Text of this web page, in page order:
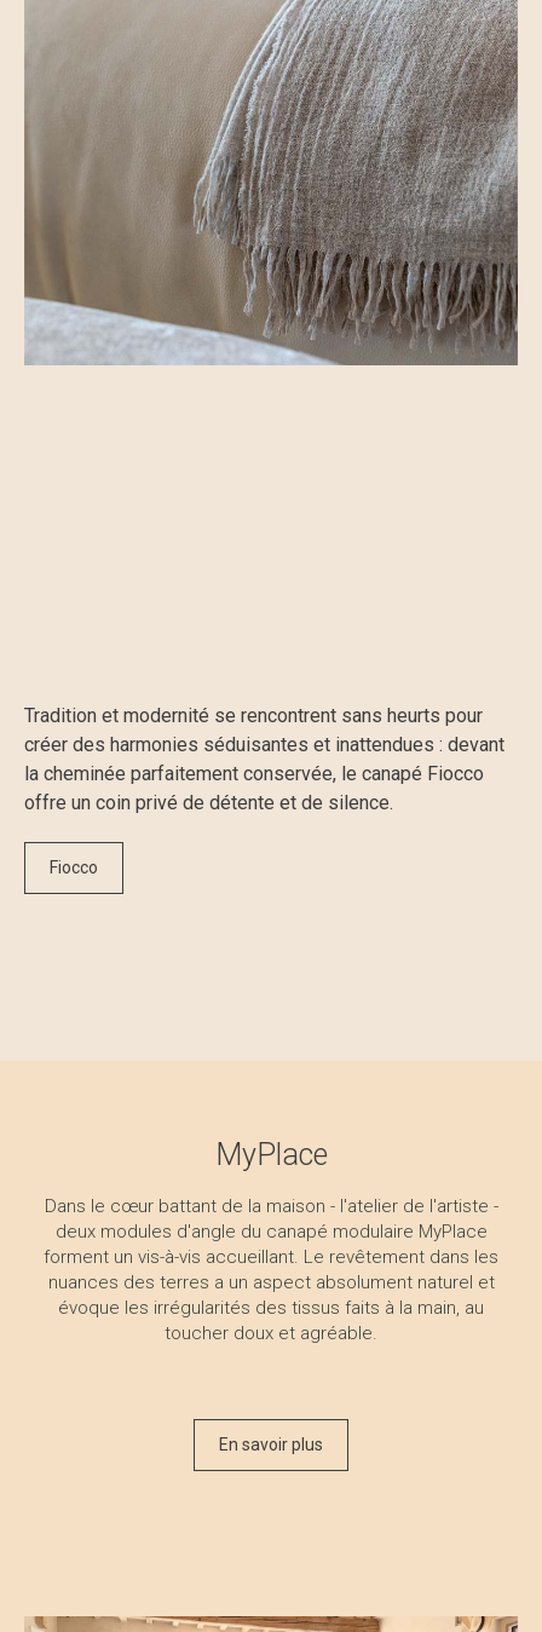
créer des harmonies séduisantes et inattendues : devant
offre un coin privé de détente et de silence.
Fiocco
Dans le cœur battant de la maison - l'atelier de l'artiste -